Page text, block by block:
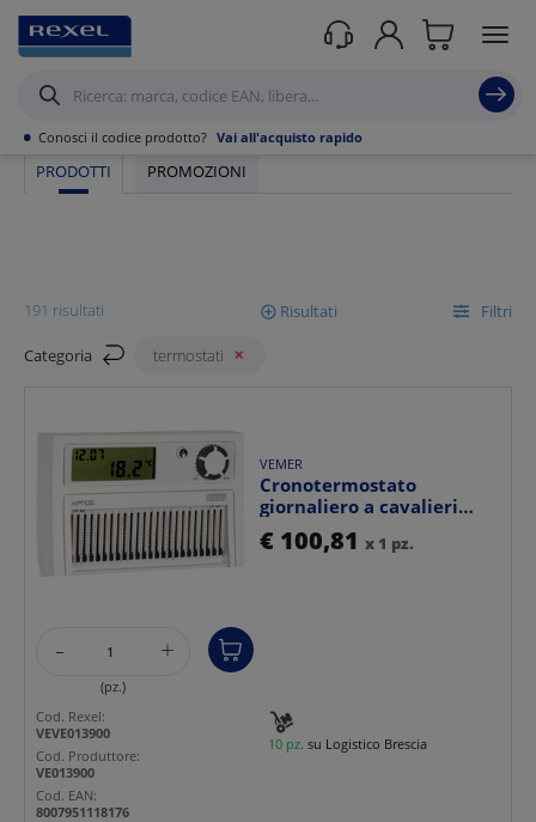
• Conosci il codice prodotto? Vai all'acquisto rapido
Rexel/ Prodotti /
Termoregolazione e Gestione
Termostati
PRODOTTI PROMOZIONI
191 risultati Risultati Filtri
Mostra
Ordina per
Categoria termostati
VEMER
Cronotermostato
giornaliero a cavalieri
HIPNOS programmazione
sem...
€ 100,81 x 1 pz.
- +
(pz.)
10 pz. su Logistico Brescia
Cod. Rexel:
VEVE013900
Cod. Produttore:
VE013900
Cod. EAN:
8007951118176